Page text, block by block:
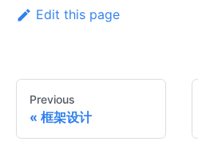
Edit this page
Previous
框架设计